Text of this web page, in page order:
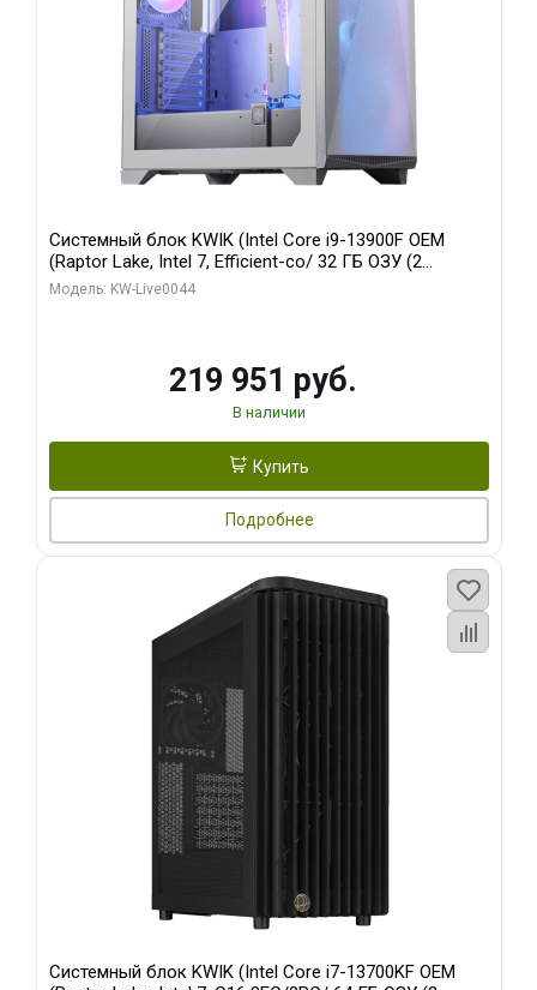
Системный блок KWIK (Intel Core i9-13900F OEM
(Raptor Lake, Intel 7, Efficient-co/ 32 ГБ ОЗУ (2
модуля)/ Gigabyte RTX5070Ti AERO OC 16GB GDDR7
Модель: KW-Live0044
219 951 руб.
В наличии
Купить
Подробнее
Системный блок KWIK (Intel Core i7-13700KF OEM